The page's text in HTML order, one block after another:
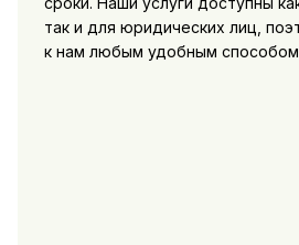
так и для юридических лиц,
к нам любым удобным